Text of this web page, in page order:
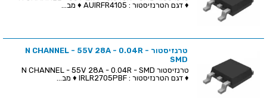
♦ דגם הטרנזיסטור : AUIRFR4105 ♦ מב...
טרנזיסטור N CHANNEL - 55V 28A - 0.04R -
SMD
♦ דגם הטרנזיסטור : IRLR2705PBF ♦ מב...